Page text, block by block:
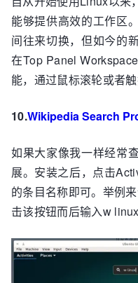
能够提供高效的工作区
间往来切换，但如今的
在Top Panel
能，通过鼠标滚轮或者
10.Wikipedia Search
如果大家像我一样经常
展。安装之后，点击
的条目名称即可。举例
击该按钮而后输入w